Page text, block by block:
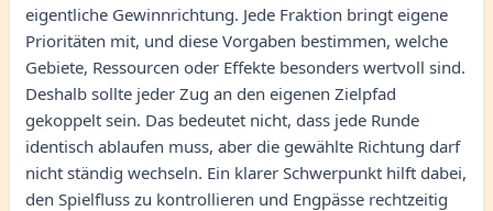
eigentliche Gewinnrichtung. Jede Fraktion bringt eigene
Prioritäten mit, und diese Vorgaben bestimmen, welche
Gebiete, Ressourcen oder Effekte besonders wertvoll sind.
Deshalb sollte jeder Zug an den eigenen Zielpfad
gekoppelt sein. Das bedeutet nicht, dass jede Runde
identisch ablaufen muss, aber die gewählte Richtung darf
nicht ständig wechseln. Ein klarer Schwerpunkt hilft dabei,
den Spielfluss zu kontrollieren und Engpässe rechtzeitig